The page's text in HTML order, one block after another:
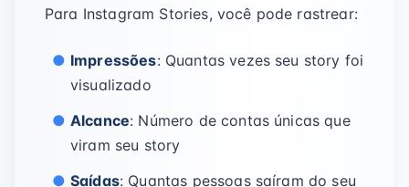
Para Instagram Stories, você pode rastrear:
Impressões: Quantas vezes seu story foi
visualizado
Alcance: Número de contas únicas que
viram seu story
Saídas: Quantas pessoas saíram do seu